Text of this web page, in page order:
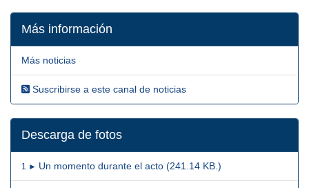
Más información
Más noticias
Suscribirse a este canal de noticias
Descarga de fotos
1 ► Un momento durante el acto (241.14 KB.)